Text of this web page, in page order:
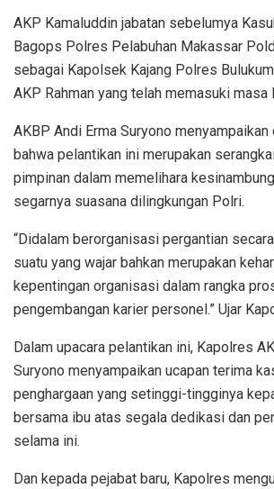
AKP Kamaluddin jabatan sebelumya
Bagops Polres Pelabuhan Makassar
sebagai Kapolsek Kajang Polres
AKP Rahman yang telah memasuki masa
AKBP Andi Erma Suryono menyampaikan
bahwa pelantikan ini merupakan
pimpinan dalam memelihara
segarnya suasana dilingkungan Polri.
“Didalam berorganisasi pergantian
suatu yang wajar bahkan merupakan
kepentingan organisasi dalam rangka
pengembangan karier personel.” Ujar
Dalam upacara pelantikan ini, Kapolres
Suryono menyampaikan ucapan terima
penghargaan yang setinggi-tingginya
bersama ibu atas segala dedikasi dan
selama ini.
Dan kepada pejabat baru, Kapolres